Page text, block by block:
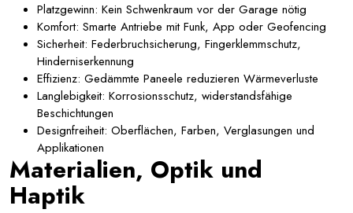
Platzgewinn: Kein Schwenkraum vor der Garage nötig
Komfort: Smarte Antriebe mit Funk, App oder Geofencing
Sicherheit: Federbruchsicherung, Fingerklemmschutz,
Hinderniserkennung
Effizienz: Gedämmte Paneele reduzieren Wärmeverluste
Langlebigkeit: Korrosionsschutz, widerstandsfähige
Beschichtungen
Designfreiheit: Oberflächen, Farben, Verglasungen und
Applikationen
Materialien, Optik und
Haptik